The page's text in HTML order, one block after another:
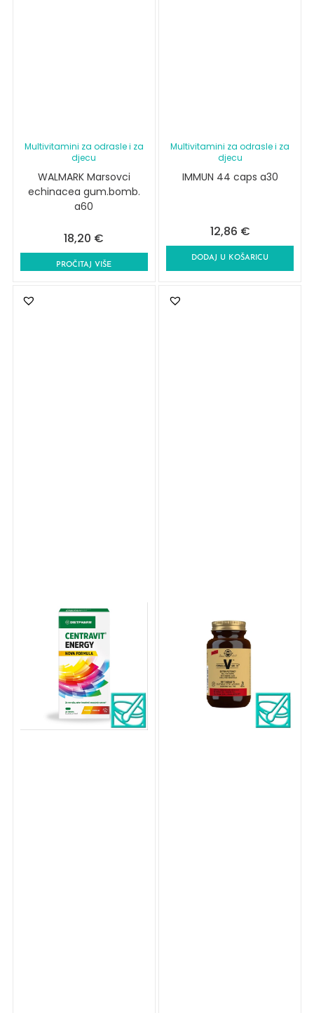
Multivitamini za odrasle i za
djecu
WALMARK Marsovci
echinacea gum.bomb.
a60
18,20 €
PROČITAJ VIŠE
Multivitamini za odrasle i za
djecu
IMMUN 44 caps a30
12,86 €
DODAJ U KOŠARICU